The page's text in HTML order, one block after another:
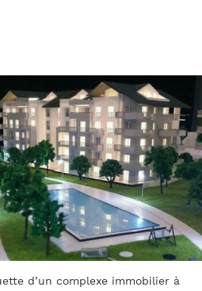
immeuble de Bureaux LIDL